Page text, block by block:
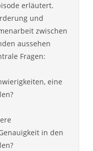
erläutert.
und
zwischen
aussehen
Fragen:
eine
in den